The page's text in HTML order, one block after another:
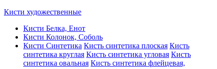
Кисти художественные
Кисти Белка, Енот
Кисти Колонок, Соболь
Кисти Синтетика Кисть синтетика плоская Кисть
синтетика круглая Кисть синтетика угловая Кисть
синтетика овальная Кисть синтетика флейцевая,